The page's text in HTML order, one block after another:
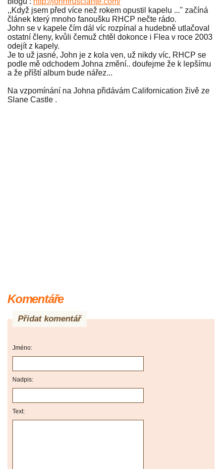
,,Když jsem před více než rokem opustil kapelu ..." začíná
článek který mnoho fanoušku RHCP nečte rádo.
John se v kapele čím dál víc rozpínal a hudebně utlačoval
ostatní členy, kvůli čemuž chtěl dokonce i Flea v roce 2003
odejít z kapely.
Je to už jasné, John je z kola ven, už nikdy víc, RHCP se
podle mě odchodem Johna změní.. doufejme že k lepšímu
a že příští album bude nářez...
Na vzpomínání na Johna přidávám Californication živě ze
Slane Castle .
Komentáře
Přidat komentář
Jméno:
Nadpis:
Text: